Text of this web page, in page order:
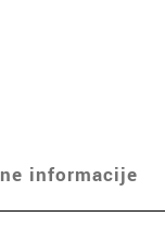
informacije